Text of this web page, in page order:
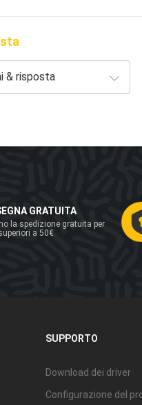
GRATUITA
la spedizione gratuita per
a 50€
SUPPORTO
Download dei driver
Configurazione del